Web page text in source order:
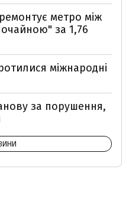
метро між
за 1,76
міжнародні
за порушення,